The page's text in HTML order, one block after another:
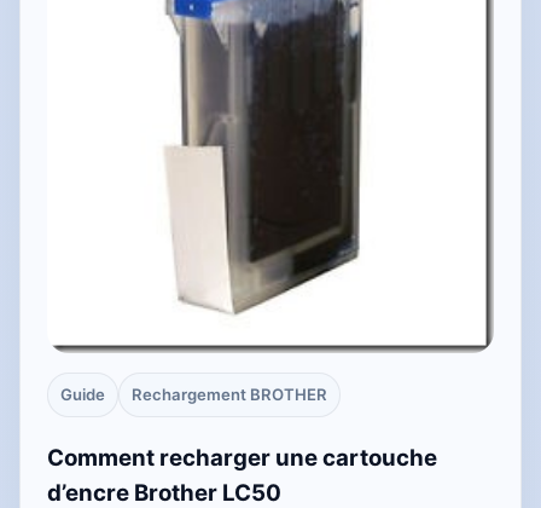
Guide Rechargement BROTHER
Comment recharger une cartouche
d’encre Brother LC50